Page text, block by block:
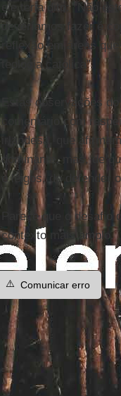
ele teria dito: “Não
deveríamos fazer é
reflexão em áreas
teologia católica”.
Estas observações
comentário com
irlandesa, que
dominante, mas, de
e leigos, de defender
Parece que o
contexto mais amplo.
⚠️ Comunicar erro